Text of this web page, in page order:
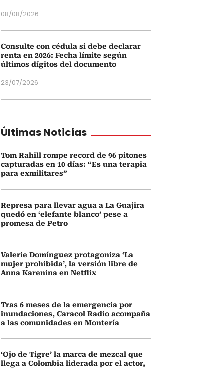
08/08/2026
Consulte con cédula si debe declarar
renta en 2026: Fecha límite según
últimos dígitos del documento
23/07/2026
Últimas Noticias
Tom Rahill rompe record de 96 pitones
capturadas en 10 días: “Es una terapia
para exmilitares”
Represa para llevar agua a La Guajira
quedó en ‘elefante blanco’ pese a
promesa de Petro
Valerie Domínguez protagoniza ‘La
mujer prohibida’, la versión libre de
Anna Karenina en Netflix
Tras 6 meses de la emergencia por
inundaciones, Caracol Radio acompaña
a las comunidades en Montería
‘Ojo de Tigre’ la marca de mezcal que
llega a Colombia liderada por el actor,